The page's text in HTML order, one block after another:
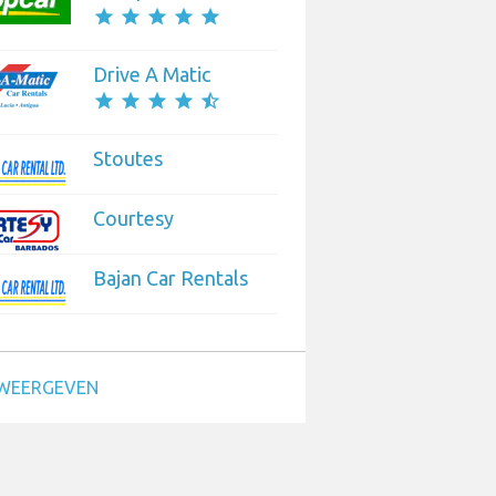
star star star star star
Drive A Matic
star star star star star_half
Stoutes
Courtesy
Bajan Car Rentals